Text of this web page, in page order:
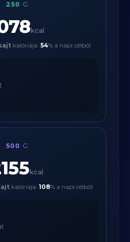
250 G
kcal
kalóriája: 54% a napi célból
500 G
kcal
kalóriája: 108% a napi célból